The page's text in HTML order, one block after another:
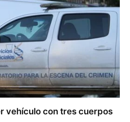
vehículo con tres cuerpos